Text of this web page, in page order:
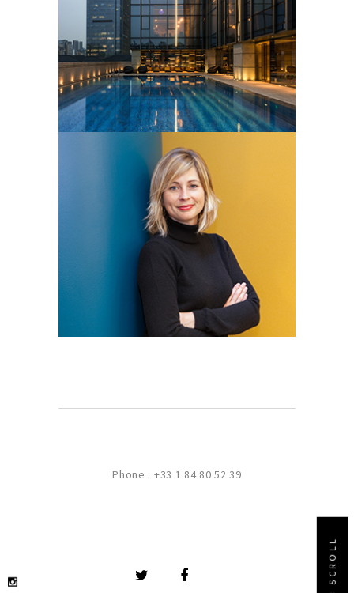
OLIVIER
Basé à Bangkok, il travaille comme
photographe d’entreprise, de
portraits et d’architecture.
SANDRINE
ROUDEIX
Photographe basée à Paris, elle
s’illustre comme portraitiste.
< SCROLL
Phone : +33 1 84 80 52 39